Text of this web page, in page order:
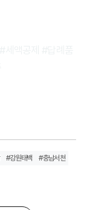
#강원태백
#충남서천